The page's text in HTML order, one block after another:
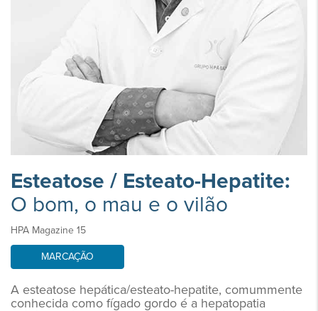
Esteatose / Esteato-Hepatite:
O bom, o mau e o vilão
HPA Magazine 15
MARCAÇÃO
A esteatose hepática/esteato-hepatite, comummente
conhecida como fígado gordo é a hepatopatia